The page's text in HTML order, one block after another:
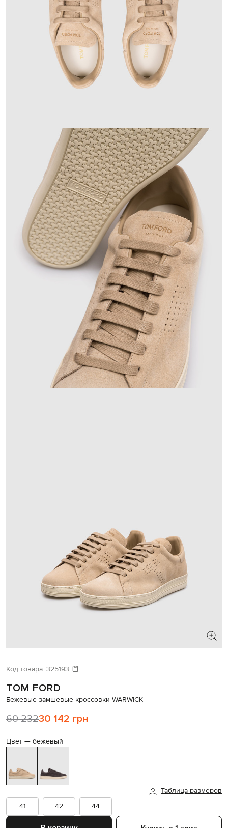
Давайте подберем что-то еще
Код товара: 325193
TOM FORD
Бежевые замшевые кроссовки WARWICK
60 23230 142 грн
Цвет — бежевый
Таблица размеров
41
42 44